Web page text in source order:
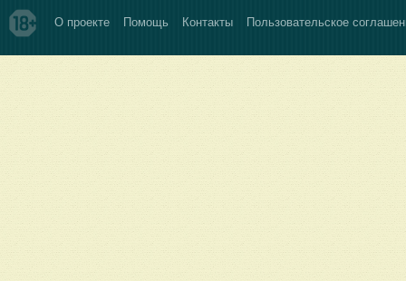
О проекте Помощь Контакты Пользовательское